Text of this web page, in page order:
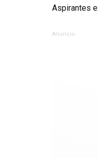
Aspirantes
Anuncio